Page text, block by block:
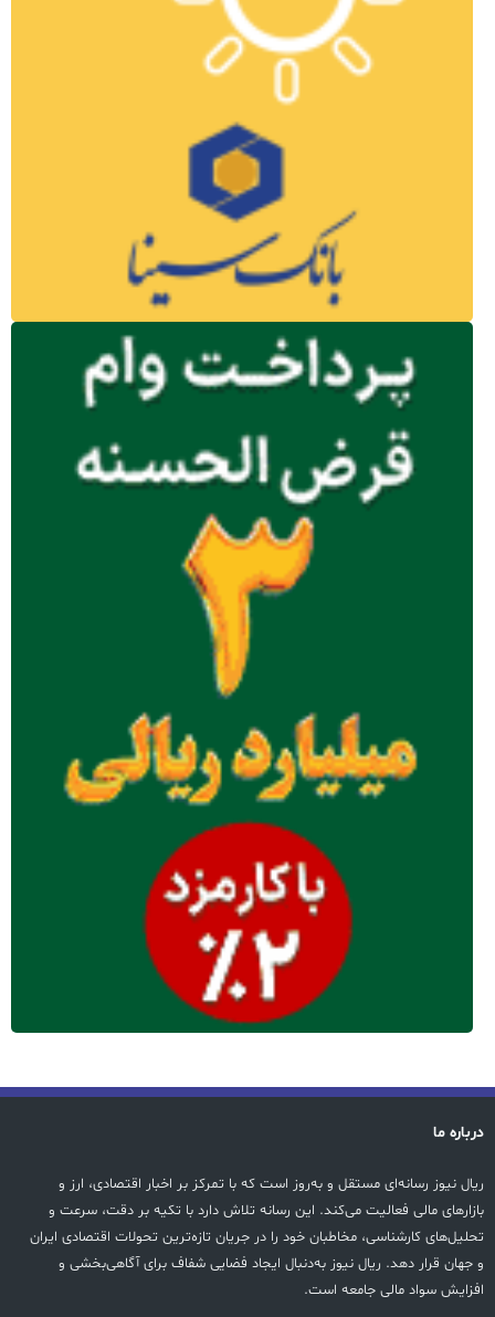
درباره ما
ریال نیوز رسانه‌ای مستقل و به‌روز است که با تمرکز بر اخبار اقتصادی، ارز و
بازارهای مالی فعالیت می‌کند. این رسانه تلاش دارد با تکیه بر دقت، سرعت و
تحلیل‌های کارشناسی، مخاطبان خود را در جریان تازه‌ترین تحولات اقتصادی ایران
و جهان قرار دهد. ریال نیوز به‌دنبال ایجاد فضایی شفاف برای آگاهی‌بخشی و
افزایش سواد مالی جامعه است.